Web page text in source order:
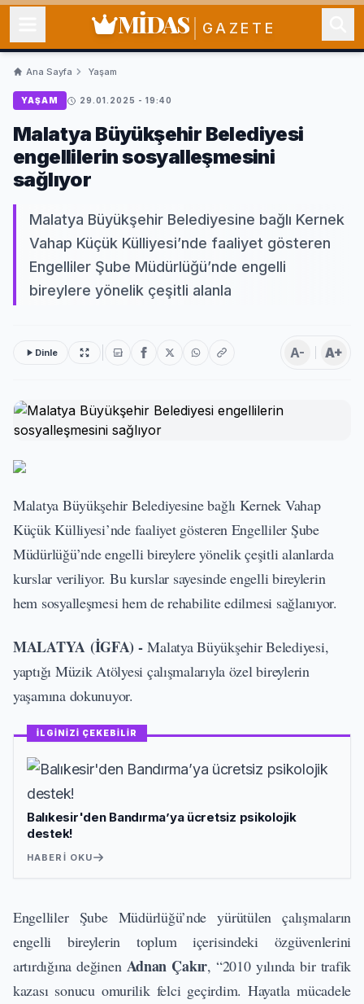
MİDAS GAZETE
Ana Sayfa Yaşam
YAŞAM 29.01.2025 - 19:40
Malatya Büyükşehir Belediyesi
engellilerin sosyalleşmesini
sağlıyor
Malatya Büyükşehir Belediyesine bağlı Kernek
Vahap Küçük Külliyesi’nde faaliyet gösteren
Engelliler Şube Müdürlüğü’nde engelli
bireylere yönelik çeşitli alanla
Dinle A- A+
Malatya Büyükşehir Belediyesine bağlı Kernek Vahap
Küçük Külliyesi’nde faaliyet gösteren Engelliler Şube
Müdürlüğü’nde engelli bireylere yönelik çeşitli alanlarda
kurslar veriliyor. Bu kurslar sayesinde engelli bireylerin
hem sosyalleşmesi hem de rehabilite edilmesi sağlanıyor.
MALATYA (İGFA) -Malatya Büyükşehir Belediyesi,
yaptığı Müzik Atölyesi çalışmalarıyla özel bireylerin
yaşamına dokunuyor.
İLGİNİZİ ÇEKEBİLİR
Balıkesir'den Bandırma’ya ücretsiz psikolojik
destek!
HABERI OKU
Engelliler Şube Müdürlüğü’nde yürütülen çalışmaların
engelli bireylerin toplum içerisindeki özgüvenlerini
artırdığına değinen Adnan Çakır, “2010 yılında bir trafik
kazası sonucu omurilik felci geçirdim. Hayatla mücadele